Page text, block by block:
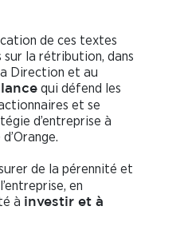
de ces textes
sur la rétribution, dans
Direction et au
qui défend les
et se
d’entreprise à
de la pérennité et
en
à investir et à